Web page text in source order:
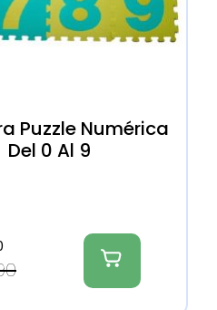
Puzzle Numérica
Del 0 Al 9